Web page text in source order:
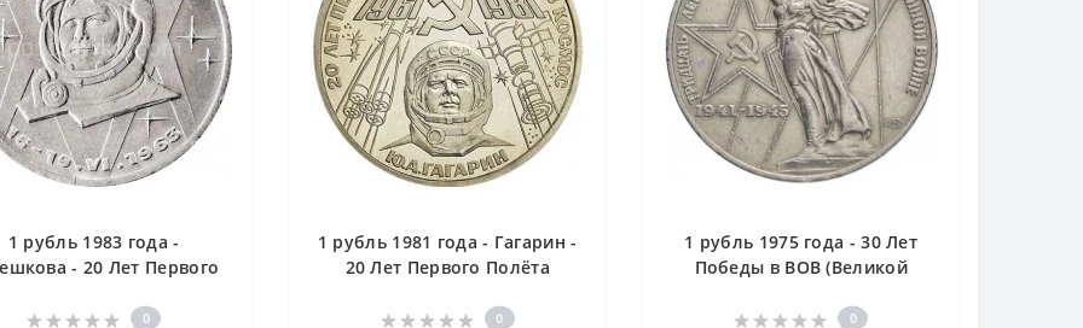
1 рубль 1983 года -
- 20 Лет Первого
0
1 рубль 1981 года - Гагарин -
20 Лет Первого Полёта
0
1 рубль 1975 года - 30 Лет
Победы в ВОВ (Великой
0